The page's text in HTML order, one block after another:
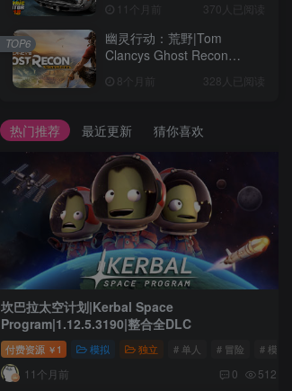
11个月前 370人已阅读
幽灵行动：荒野|Tom
Clancys Ghost Recon
DLC8个月前 328人已阅读
TOP6
热门推荐 最近更新 猜你喜欢
坎巴拉太空计划|Kerbal Space
Program|1.12.5.3190|整合全DLC
付费资源 ￥ 1 模拟 独立 # 单人 # 冒险 # 模拟
11个月前 0 512